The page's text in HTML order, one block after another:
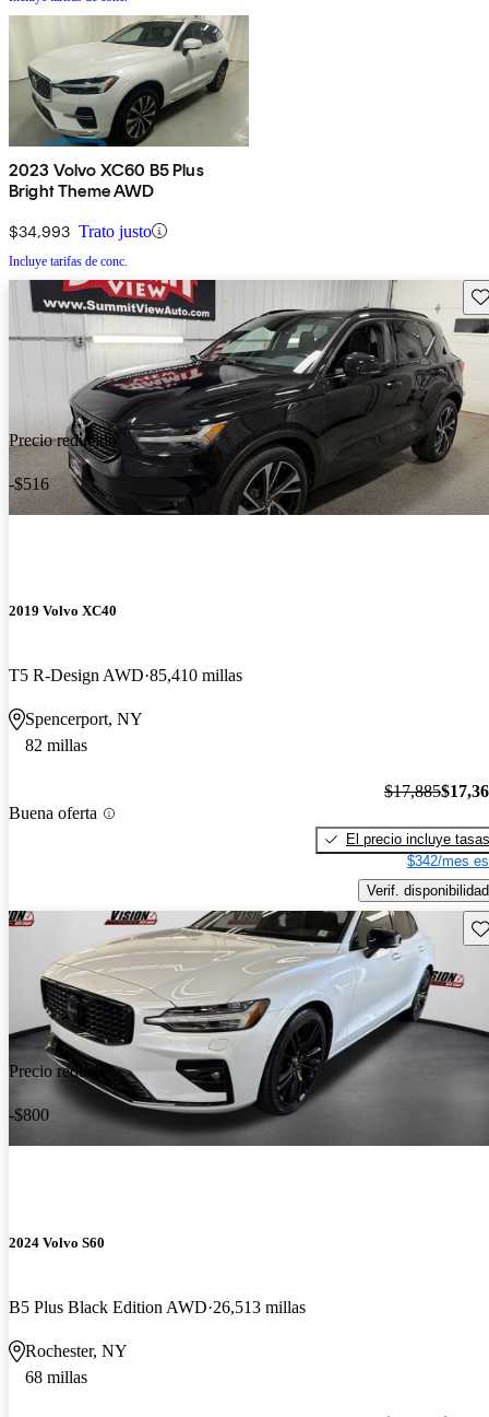
2023 Volvo XC60 B5 Plus
Bright Theme AWD
$34,993 Trato justo
Incluye tarifas de conc.
Precio reducido
-$516
2019 Volvo XC40
T5 R-Design AWD 85,410 millas
Spencerport, NY
82 millas
Buena oferta
$17,885
El precio incluye tasas
$342/mes
Verif. disponibilidad
Precio reducido
-$800
2024 Volvo S60
B5 Plus Black Edition AWD 26,513 millas
Rochester, NY
68 millas